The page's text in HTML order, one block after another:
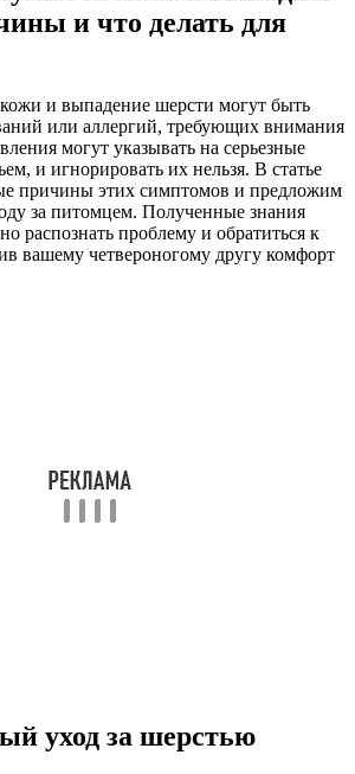
и что делать для
и выпадение шерсти могут быть
или аллергий, требующих внимания
могут указывать на серьезные
и игнорировать их нельзя. В статье
причины этих симптомов и предложим
за питомцем. Полученные знания
распознать проблему и обратиться к
вашему четвероногому другу комфорт
уход за шерстью